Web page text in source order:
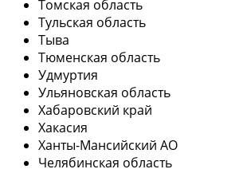
Томская область
Тульская область
Тыва
Тюменская область
Удмуртия
Ульяновская область
Хабаровский край
Хакасия
Ханты-Мансийский АО
Челябинская область